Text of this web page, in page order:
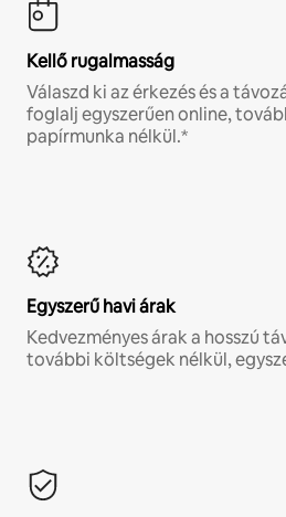
Kellő rugalmasság
Válaszd ki az érkezés és a
foglalj egyszerűen online,
papírmunka nélkül.*
Egyszerű havi árak
Kedvezményes árak a hosszú
további költségek nélkül,